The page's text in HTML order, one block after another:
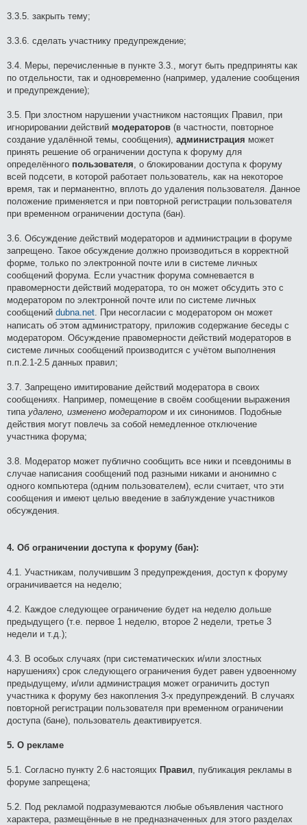
3.3.5. закрыть тему;
3.3.6. сделать участнику предупреждение;
3.4. Меры, перечисленные в пункте 3.3., могут быть предприняты как
по отдельности, так и одновременно (например, удаление сообщения
и предупреждение);
3.5. При злостном нарушении участником настоящих Правил, при
игнорировании действий модераторов (в частности, повторное
создание удалённой темы, сообщения), администрация может
принять решение об ограничении доступа к форуму для
определённого пользователя , о блокировании доступа к форуму
всей подсети, в которой работает пользователь, как на некоторое
время, так и перманентно, вплоть до удаления пользователя. Данное
положение применяется и при повторной регистрации пользователя
при временном ограничении доступа (бан).
3.6. Обсуждение действий модераторов и администрации в форуме
запрещено. Такое обсуждение должно производиться в корректной
форме, только по электронной почте или в системе личных
сообщений форума. Если участник форума сомневается в
правомерности действий модератора, то он может обсудить это с
модератором по электронной почте или по системе личных
сообщений dubna.net . При несогласии с модератором он может
написать об этом администратору, приложив содержание беседы с
модератором. Обсуждение правомерности действий модераторов в
системе личных сообщений производится с учётом выполнения
п.п.2.1-2.5 данных правил;
3.7. Запрещено имитирование действий модератора в своих
сообщениях. Например, помещение в своём сообщении выражения
типа удалено, изменено модератором и их синонимов. Подобные
действия могут повлечь за собой немедленное отключение
участника форума;
3.8. Модератор может публично сообщить все ники и псевдонимы в
случае написания сообщений под разными никами и анонимно с
одного компьютера (одним пользователем), если считает, что эти
сообщения и имеют целью введение в заблуждение участников
обсуждения.
4. Об ограничении доступа к форуму (бан):
4.1. Участникам, получившим 3 предупреждения, доступ к форуму
ограничивается на неделю;
4.2. Каждое следующее ограничение будет на неделю дольше
предыдущего (т.е. первое 1 неделю, второе 2 недели, третье 3
недели и т.д.);
4.3. В особых случаях (при систематических и/или злостных
нарушениях) срок следующего ограничения будет равен удвоенному
предыдущему, и/или администрация может ограничить доступ
участника к форуму без накопления 3-х предупреждений. В случаях
повторной регистрации пользователя при временном ограничении
доступа (бане), пользователь деактивируется.
5. О рекламе
5.1. Согласно пункту 2.6 настоящих Правил , публикация рекламы в
форуме запрещена;
5.2. Под рекламой подразумеваются любые объявления частного
характера, размещённые в не предназначенных для этого разделах